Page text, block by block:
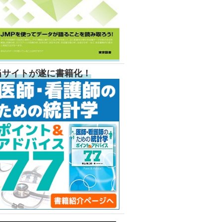
サイトが遂に書籍化！